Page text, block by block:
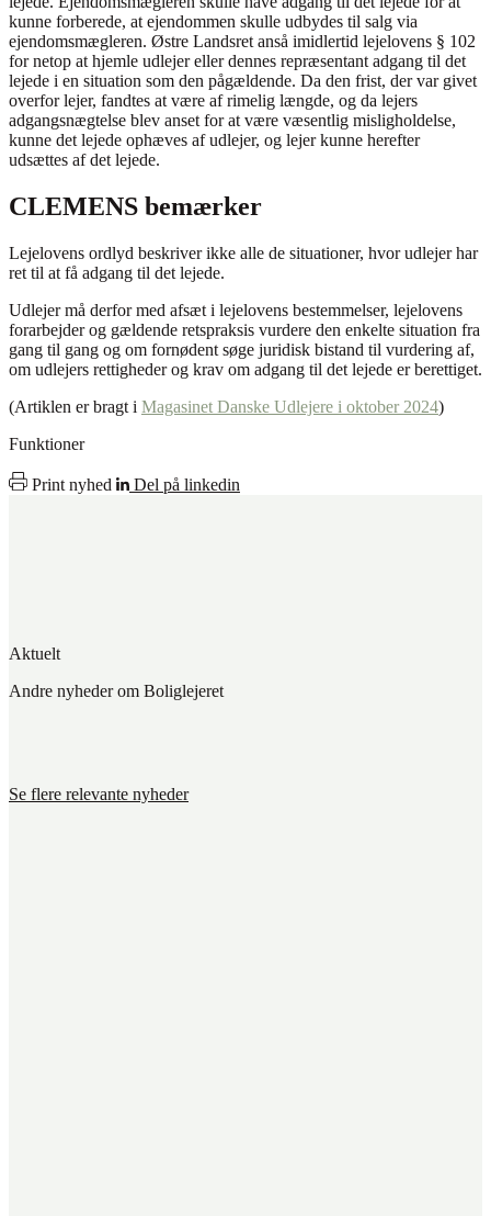
kunne forberede, at ejendommen skulle udbydes til salg via
ejendomsmægleren. Østre Landsret anså imidlertid lejelovens § 102
for netop at hjemle udlejer eller dennes repræsentant adgang til det
lejede i en situation som den pågældende. Da den frist, der var givet
overfor lejer, fandtes at være af rimelig længde, og da lejers
adgangsnægtelse blev anset for at være væsentlig misligholdelse,
kunne det lejede ophæves af udlejer, og lejer kunne herefter
udsættes af det lejede.
CLEMENS bemærker
Lejelovens ordlyd beskriver ikke alle de situationer, hvor udlejer har
ret til at få adgang til det lejede.
Udlejer må derfor med afsæt i lejelovens bestemmelser, lejelovens
forarbejder og gældende retspraksis vurdere den enkelte situation fra
gang til gang og om fornødent søge juridisk bistand til vurdering af,
om udlejers rettigheder og krav om adgang til det lejede er berettiget.
(Artiklen er bragt i Magasinet Danske Udlejere i oktober 2024)
Funktioner
Print nyhed Del på linkedin
Aktuelt
Andre nyheder om Boliglejeret
Se flere relevante nyheder